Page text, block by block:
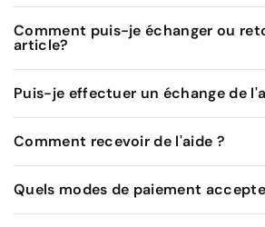
Comment puis-je échanger ou
article?
Puis-je effectuer un échange de
Comment recevoir de l'aide ?
Quels modes de paiement